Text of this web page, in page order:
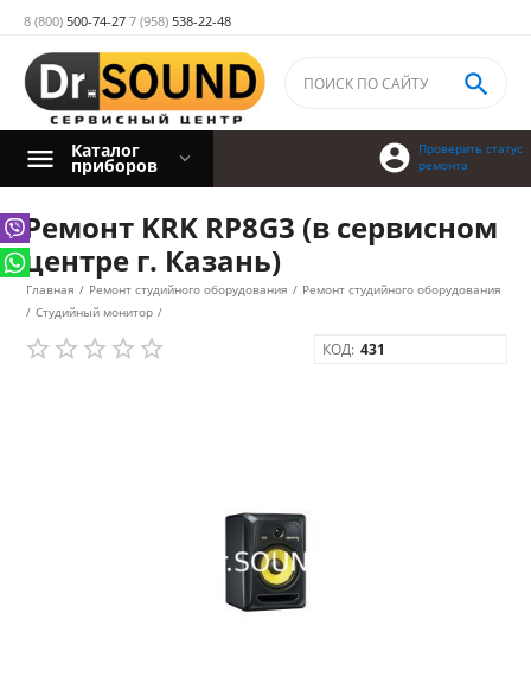
8 (800) 500-74-27 7 (958) 538-22-48
Проверить статус
ремонта


Каталог
приборов
Ремонт KRK RP8G3 (в сервисном
центре г. Казань)
Главная / Ремонт студийного оборудования / Ремонт студийного оборудования
/ Студийный монитор /
КОД: 431